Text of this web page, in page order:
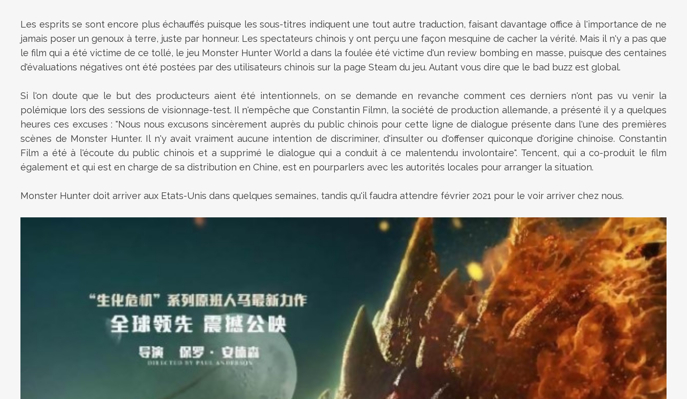
Les esprits se sont encore plus échauffés puisque les sous-titres indiquent une tout autre traduction, faisant davantage office à l'importance de ne
jamais poser un genoux à terre, juste par honneur. Les spectateurs chinois y ont perçu une façon mesquine de cacher la vérité. Mais il n'y a pas que
le film qui a été victime de ce tollé, le jeu Monster Hunter World a dans la foulée été victime d'un review bombing en masse, puisque des centaines
d'évaluations négatives ont été postées par des utilisateurs chinois sur la page Steam du jeu. Autant vous dire que le bad buzz est global.
Si l'on doute que le but des producteurs aient été intentionnels, on se demande en revanche comment ces derniers n'ont pas vu venir la
polémique lors des sessions de visionnage-test. Il n'empêche que Constantin Filmn, la société de production allemande, a présenté il y a quelques
heures ces excuses : "Nous nous excusons sincèrement auprès du public chinois pour cette ligne de dialogue présente dans l'une des premières
scènes de Monster Hunter. Il n'y avait vraiment aucune intention de discriminer, d'insulter ou d'offenser quiconque d'origine chinoise. Constantin
Film a été à l'écoute du public chinois et a supprimé le dialogue qui a conduit à ce malentendu involontaire". Tencent, qui a co-produit le film
également et qui est en charge de sa distribution en Chine, est en pourparlers avec les autorités locales pour arranger la situation.
Monster Hunter doit arriver aux Etats-Unis dans quelques semaines, tandis qu'il faudra attendre février 2021 pour le voir arriver chez nous.